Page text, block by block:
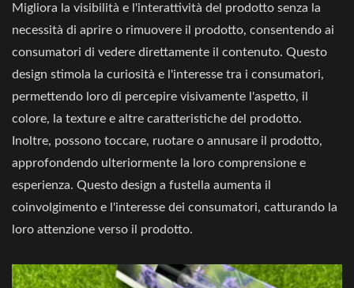
Migliora la visibilità e l'interattività del prodotto senza la
necessità di aprire o rimuovere il prodotto, consentendo ai
consumatori di vedere direttamente il contenuto. Questo
design stimola la curiosità e l'interesse tra i consumatori,
permettendo loro di percepire visivamente l'aspetto, il
colore, la texture e altre caratteristiche del prodotto.
Inoltre, possono toccare, ruotare o annusare il prodotto,
approfondendo ulteriormente la loro comprensione e
esperienza. Questo design a fustella aumenta il
coinvolgimento e l'interesse dei consumatori, catturando la
loro attenzione verso il prodotto.